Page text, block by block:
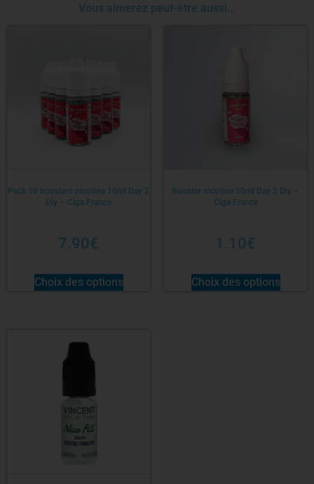
Vous aimerez peut-être aussi…
Pack 10 boosters nicotine 10ml Day 2
Diy – Ciga France
7.90€
Choix des options
Booster nicotine 10ml Day 2 Diy –
Ciga France
1.10€
Choix des options